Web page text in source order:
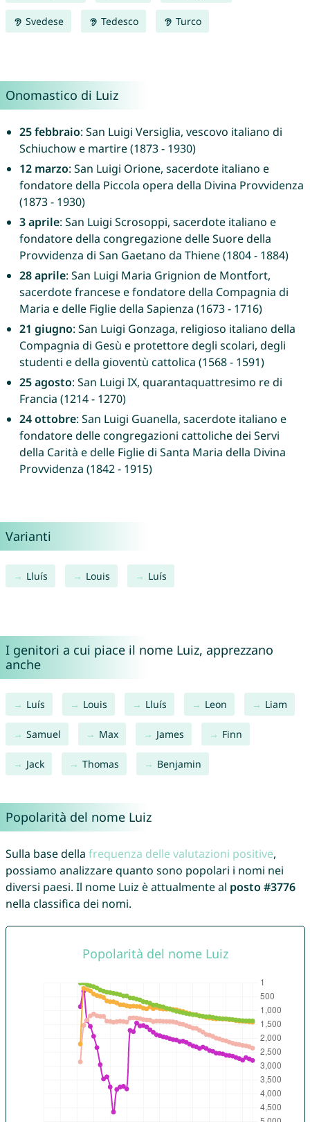
Svedese Tedesco Turco
Onomastico di Luiz
25 febbraio: San Luigi Versiglia, vescovo italiano di
Schiuchow e martire (1873 - 1930)
12 marzo: San Luigi Orione, sacerdote italiano e
fondatore della Piccola opera della Divina Provvidenza
(1873 - 1930)
3 aprile: San Luigi Scrosoppi, sacerdote italiano e
fondatore della congregazione delle Suore della
Provvidenza di San Gaetano da Thiene (1804 - 1884)
28 aprile: San Luigi Maria Grignion de Montfort,
sacerdote francese e fondatore della Compagnia di
Maria e delle Figlie della Sapienza (1673 - 1716)
21 giugno: San Luigi Gonzaga, religioso italiano della
Compagnia di Gesù e protettore degli scolari, degli
studenti e della gioventù cattolica (1568 - 1591)
25 agosto: San Luigi IX, quarantaquattresimo re di
Francia (1214 - 1270)
24 ottobre: San Luigi Guanella, sacerdote italiano e
fondatore delle congregazioni cattoliche dei Servi
della Carità e delle Figlie di Santa Maria della Divina
Provvidenza (1842 - 1915)
Varianti
Lluís Louis Luís
I genitori a cui piace il nome Luiz, apprezzano
anche
Luís Louis Lluís Leon Liam
Samuel Max James Finn
Jack Thomas Benjamin
Popolarità del nome Luiz
Sulla base della frequenza delle valutazioni positive,
possiamo analizzare quanto sono popolari i nomi nei
diversi paesi. Il nome Luiz è attualmente al posto #3776
nella classifica dei nomi.